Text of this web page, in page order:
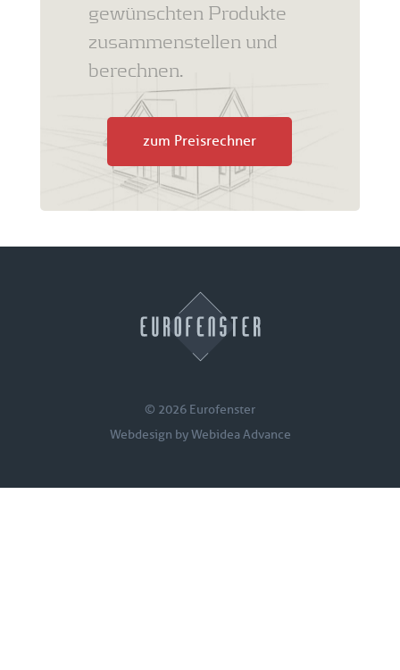
gewünschten Produkte
zusammenstellen und
berechnen.
zum Preisrechner
© 2026 Eurofenster
Webdesign byWebidea Advance